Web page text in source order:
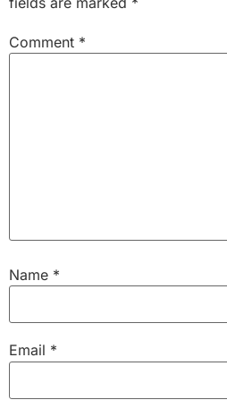
Comment *
Name *
Email *